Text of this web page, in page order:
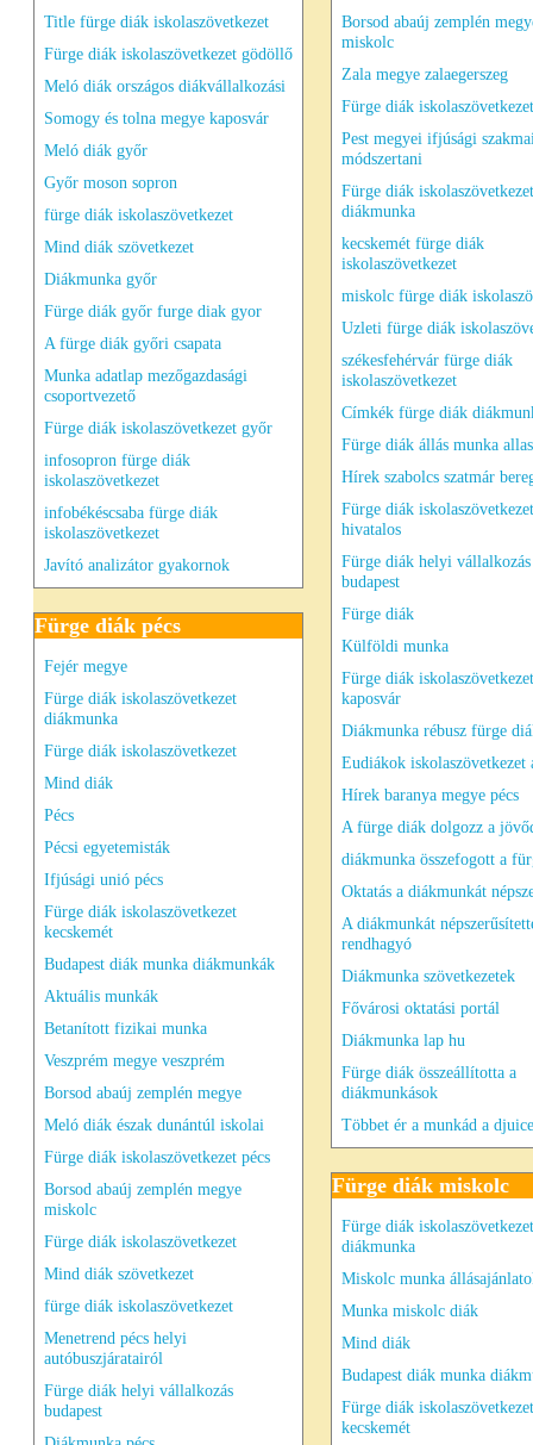
Title fürge diák iskolaszövetkezet
Fürge diák iskolaszövetkezet gödöllő
Meló diák országos diákvállalkozási
Somogy és tolna megye kaposvár
Meló diák győr
Győr moson sopron
fürge diák iskolaszövetkezet
Mind diák szövetkezet
Diákmunka győr
Fürge diák győr furge diak gyor
A fürge diák győri csapata
Munka adatlap mezőgazdasági
csoportvezető
Fürge diák iskolaszövetkezet győr
infosopron fürge diák
iskolaszövetkezet
infobékéscsaba fürge diák
iskolaszövetkezet
Javító analizátor gyakornok
Fürge diák pécs
Fejér megye
Fürge diák iskolaszövetkezet
diákmunka
Fürge diák iskolaszövetkezet
Mind diák
Pécs
Pécsi egyetemisták
Ifjúsági unió pécs
Fürge diák iskolaszövetkezet
kecskemét
Budapest diák munka diákmunkák
Aktuális munkák
Betanított fizikai munka
Veszprém megye veszprém
Borsod abaúj zemplén megye
Meló diák észak dunántúl iskolai
Fürge diák iskolaszövetkezet pécs
Borsod abaúj zemplén megye
miskolc
Fürge diák iskolaszövetkezet
Mind diák szövetkezet
fürge diák iskolaszövetkezet
Menetrend pécs helyi
autóbuszjáratairól
Fürge diák helyi vállalkozás
budapest
Borsod abaúj zemplén
miskolc
Zala megye zalaegerszeg
Fürge diák
Pest megyei ifjúsági
módszertani
Fürge diák iskolaszövetkezet
diákmunka
kecskemét fürge diák
iskolaszövetkezet
miskolc fürge diák
Uzleti fürge diák
székesfehérvár fürge diák
iskolaszövetkezet
Címkék fürge diák
Fürge diák állás munka
Hírek szabolcs szatmár
Fürge diák iskolaszövetkezet
hivatalos
Fürge diák helyi vállalkozás
budapest
Fürge diák
Külföldi munka
Fürge diák iskolaszövetkezet
kaposvár
Diákmunka rébusz fürge
Eudiákok iskolaszövetkezet
Hírek baranya megye pécs
A fürge diák dolgozz a
diákmunka összefogott a
Oktatás a diákmunkát
A diákmunkát
rendhagyó
Diákmunka szövetkezetek
Fővárosi oktatási portál
Diákmunka lap hu
Fürge diák összeállította a
diákmunkások
Többet ér a munkád a
Fürge diák miskolc
Fürge diák iskolaszövetkezet
diákmunka
Miskolc munka
Munka miskolc diák
Mind diák
Budapest diák munka
Fürge diák iskolaszövetkezet
kecskemét